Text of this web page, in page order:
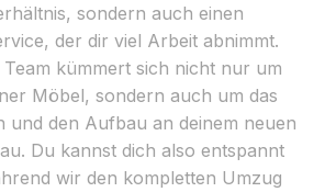
sondern auch einen
der dir viel Arbeit abnimmt.
kümmert sich nicht nur um
Möbel, sondern auch um das
und den Aufbau an deinem neuen
Du kannst dich also entspannt
wir den kompletten Umzug